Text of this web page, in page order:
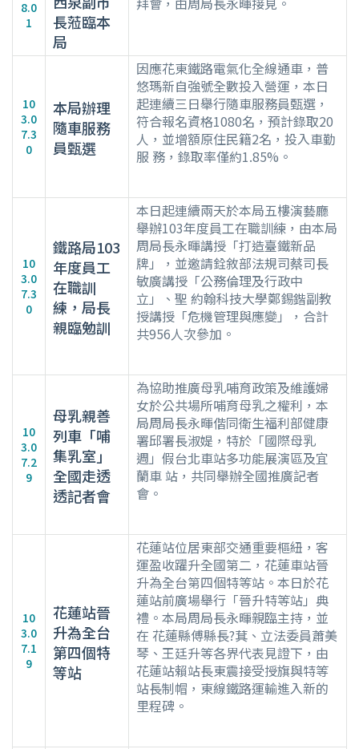
8.0
1
長蒞臨本
局
10
3.0
7.3
0
本局辦理
隨車服務
員甄選
因應花東鐵路電氣化全線通車，普
悠瑪新自強號全數投入營運，本日
起連續三日舉行隨車服務員甄選，
符合報名資格1080名，預計錄取20
人，並增額原住民籍2名，投入車勤
服 務，錄取率僅約1.85%。
10
3.0
7.3
0
鐵路局103
年度員工
在職訓
練，局長
親臨勉訓
本日起連續兩天於本局五樓演藝廳
舉辦103年度員工在職訓練，由本局
周局長永暉講授「打造臺鐵新品
牌」，並邀請銓敘部法規司蔡司長
敏廣講授「公務倫理及行政中
立」、聖 約翰科技大學鄭錫鍇副教
授講授「危機管理與應變」，合計
共956人次參加。
10
3.0
7.2
9
母乳親善
列車「哺
集乳室」
全國走透
透記者會
為協助推廣母乳哺育政策及維護婦
女於公共場所哺育母乳之權利，本
局周局長永暉偕同衛生福利部健康
署邱署長淑媞，特於「國際母乳
週」假台北車站多功能展演區及宜
蘭車 站，共同舉辦全國推廣記者
會。
10
3.0
7.1
9
花蓮站晉
升為全台
第四個特
等站
花蓮站位居東部交通重要樞紐，客
運盈收躍升全國第二，花蓮車站晉
升為全台第四個特等站。本日於花
蓮站前廣場舉行「晉升特等站」典
禮。本局周局長永暉親臨主持，並
在 花蓮縣傅縣長?萁、立法委員蕭美
琴、王廷升等各界代表見證下，由
花蓮站賴站長東震接受授旗與特等
站長制帽，東線鐵路運輸進入新的
里程碑。